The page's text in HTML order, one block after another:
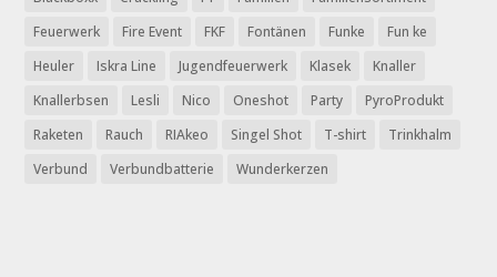
Feuerwerk
Fire Event FKF Fontänen Funke
Fun ke
Heuler
Iskra Line Jugendfeuerwerk Klasek
Knaller
Knallerbsen
Lesli Nico Oneshot Party
PyroProdukt
Raketen
Rauch RIAkeo Singel Shot T-shirt
Trinkhalm
Verbund
Verbundbatterie Wunderkerzen